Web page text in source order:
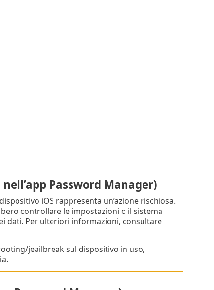
Password Manager)
iOS rappresenta un’azione rischiosa.
controllare le impostazioni o il sistema
dati. Per ulteriori informazioni, consultare
jeailbreak sul dispositivo in uso,